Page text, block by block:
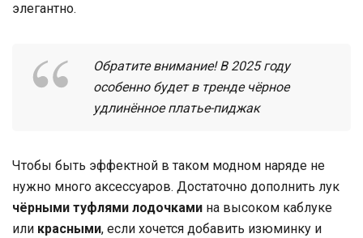
элегантно.
Обратите внимание! В 2025 году
особенно будет в тренде чёрное
удлинённое платье-пиджак
Чтобы быть эффектной в таком модном наряде не
нужно много аксессуаров. Достаточно дополнить лук
чёрными туфлями лодочками на высоком каблуке
или красными, если хочется добавить изюминку и